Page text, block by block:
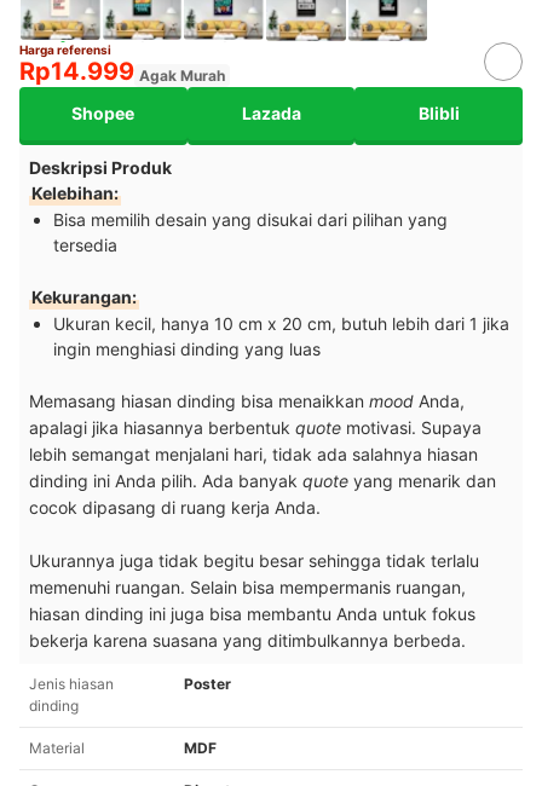
Harga referensi
Rp14.999 Agak Murah
Shopee Lazada Blibli
Deskripsi Produk
Kelebihan:
Bisa memilih desain yang disukai dari pilihan yang
tersedia
Kekurangan:
Ukuran kecil, hanya 10 cm x 20 cm, butuh lebih dari 1 jika
ingin menghiasi dinding yang luas
Memasang hiasan dinding bisa menaikkan mood Anda,
apalagi jika hiasannya berbentuk quote motivasi. Supaya
lebih semangat menjalani hari, tidak ada salahnya hiasan
dinding ini Anda pilih. Ada banyak quote yang menarik dan
cocok dipasang di ruang kerja Anda.
Ukurannya juga tidak begitu besar sehingga tidak terlalu
memenuhi ruangan. Selain bisa mempermanis ruangan,
hiasan dinding ini juga bisa membantu Anda untuk fokus
bekerja karena suasana yang ditimbulkannya berbeda.
Jenis hiasan
dinding
Poster
Material MDF